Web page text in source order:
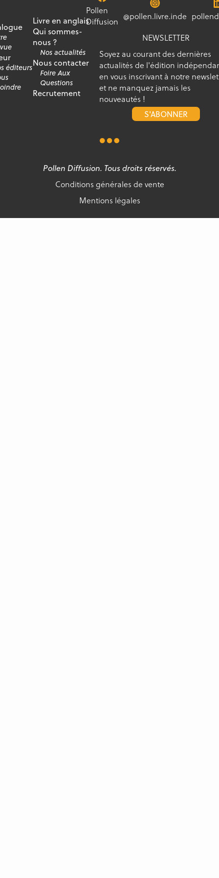
éditeurs
Livre en anglais
Qui sommes-
nous ?
Nos actualités
Nous contacter
Foire Aux
Questions
Recrutement
Pollen
Diffusion @pollen.livre.inde
NEWSLETTER
Soyez au courant des dernières
actualités de l'édition
en vous inscrivant à notre
et ne manquez jamais les
nouveautés !
S'ABONNER
Pollen Diffusion. Tous droits réservés.
Conditions générales de vente
Mentions légales